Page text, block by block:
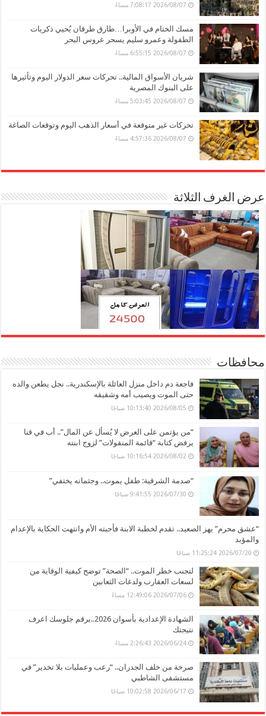
2026/08/07 7:08:17 مساءً
مسك الختام في الأوبرا…طارق طرقان يُحيي ذكريات
الطفولة وعمرو سليم يسحر عروس البحر
2026/08/07 6:55:15 مساءً
شريان الأسواق المالية.. تحركات سعر الدولار اليوم وتأثيرها
على البنوك المصرية
2026/08/07 5:03:45 مساءً
تحركات غير متوقعة في أسعار الذهب اليوم وتوقعات الصاغة
2026/08/07 4:57:36 مساءً
عرض الغرف الثلاثة
محافظات
فاجعة دم داخل منزل العائلة بالإسكندرية.. نجل يطعن والده
حتى الموت ويصيب أمه وشقيقه
2026/08/05 10:13:40 صباحًا
“من يؤتمن على العرض لا يُسأل عن المال”.. أب في قنا
يرفض كتابة “قائمة المنقولات” لزوج ابنته
2026/08/02 10:16:54 صباحًا
“صدمة الشرقية: طفل يموت.. وجثمانه يختفي”
2026/07/30 9:41:55 صباحًا
“عشق محرم” يهز الصعيد.. تقدم لخطبة الابنة فأحبته الأم وانتهت الحكاية بالإعدام
والمؤبد
2026/07/20 11:25:24 صباحًا
لتجنب خطر الموت.. “الصحة” توضح كيفية الوقاية من
لسعات العقارب ولدغات الثعابين
2026/07/06 12:49:06 مساءً
الشهادة الإعدادية بأسوان 2026..برقم جلوسك اعرف
نتيجتك
2026/06/24 2:26:43 مساءً
صرخة من خلف الجدران.. “رعب وعمليات بلا تخدير” في
مستشفى الشاطبي
2026/06/17 10:02:58 صباحًا